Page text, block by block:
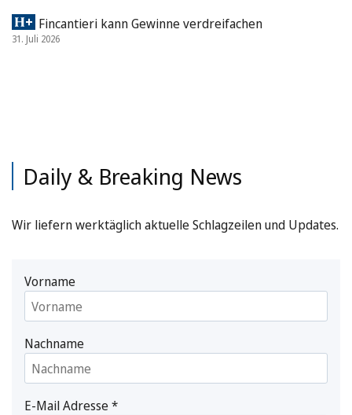
Fincantieri kann Gewinne verdreifachen
31. Juli 2026
Daily & Breaking News
Wir liefern werktäglich aktuelle Schlagzeilen und Updates.
Vorname
Nachname
E-Mail Adresse*